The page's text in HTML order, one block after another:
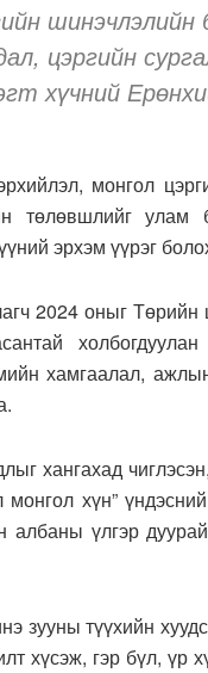
шинэчлэлийн
цэргийн
хүчний
монгол
төлөвшлийг улам
эрхэм үүрэг
2024 оныг Төрийн
хамгаалал,
хангахад
монгол хүн”
албаны үлгэр
зууны түүхийн
хүсэж, гэр бүл, үр